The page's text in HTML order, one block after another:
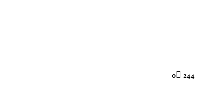
0 244